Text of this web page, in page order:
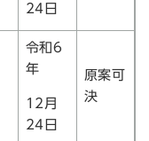
24日
令和6
年
12月
24日
原案可
決